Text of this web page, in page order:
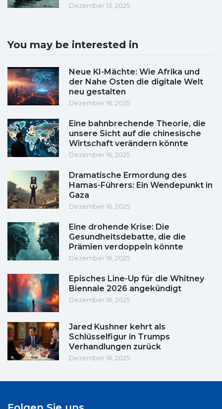
Dezember 13, 2025
You may be interested in
Neue KI-Mächte: Wie Afrika und
der Nahe Osten die digitale Welt
neu gestalten
Dezember 16, 2025
Eine bahnbrechende Theorie, die
unsere Sicht auf die chinesische
Wirtschaft verändern könnte
Dezember 16, 2025
Dramatische Ermordung des
Hamas-Führers: Ein Wendepunkt in
Gaza
Dezember 16, 2025
Eine drohende Krise: Die
Gesundheitsdebatte, die die
Prämien verdoppeln könnte
Dezember 16, 2025
Episches Line-Up für die Whitney
Biennale 2026 angekündigt
Dezember 16, 2025
Jared Kushner kehrt als
Schlüsselfigur in Trumps
Verhandlungen zurück
Dezember 16, 2025